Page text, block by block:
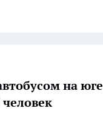
на юге